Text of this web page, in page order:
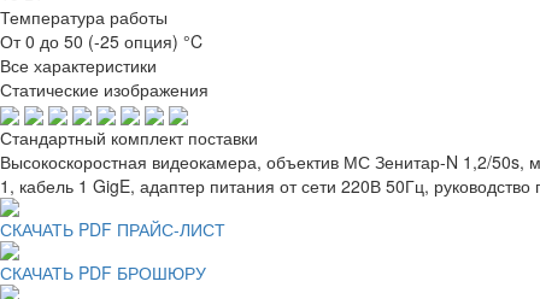
Температура работы
От 0 до 50 (-25 опция) °C
Все характеристики
Статические изображения
Стандартный комплект поставки
Высокоскоростная видеокамера, объектив МС Зенитар-N 1,2/
1, кабель 1 GigE, адаптер питания от сети 220В 50Гц,
СКАЧАТЬ PDF ПРАЙС-ЛИСТ
СКАЧАТЬ PDF БРОШЮРУ